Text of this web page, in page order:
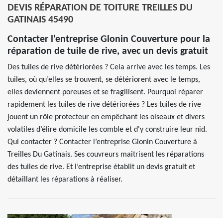
DEVIS RÉPARATION DE TOITURE TREILLES DU
GATINAIS 45490
Contacter l’entreprise Glonin Couverture pour la
réparation de tuile de rive, avec un devis gratuit
Des tuiles de rive détériorées ? Cela arrive avec les temps. Les
tuiles, où qu’elles se trouvent, se détériorent avec le temps,
elles deviennent poreuses et se fragilisent. Pourquoi réparer
rapidement les tuiles de rive détériorées ? Les tuiles de rive
jouent un rôle protecteur en empêchant les oiseaux et divers
volatiles d’élire domicile les comble et d'y construire leur nid.
Qui contacter ? Contacter l’entreprise Glonin Couverture à
Treilles Du Gatinais. Ses couvreurs maitrisent les réparations
des tuiles de rive. Et l’entreprise établit un devis gratuit et
détaillant les réparations à réaliser.